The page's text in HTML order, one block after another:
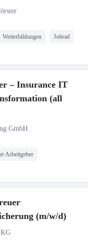
Weiterbildungen Jobrad
– Insurance IT
(all
GmbH
Arbeitgeber
(m/w/d)